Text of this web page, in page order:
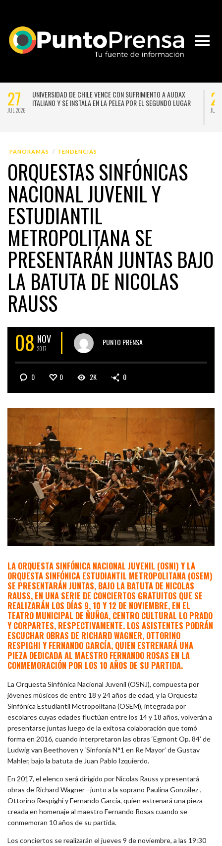
27
JUL 2026
UNIVERSIDAD DE CHILE VENCE CON SUFRIMIENTO A AUDAX
ITALIANO Y SE INSTALA EN LA PELEA POR EL SEGUNDO LUGAR
JUL
PANORAMAS TENDENCIAS
ORQUESTAS SINFÓNICAS
NACIONAL JUVENIL Y
ESTUDIANTIL
METROPOLITANA SE
PRESENTARÁN JUNTAS BAJO
LA BATUTA DE NICOLAS
RAUSS
08 NOV
2017
PUNTO PRENSA
0 0 2K 0
LA ORQUESTA SINFÓNICA NACIONAL JUVENIL (OSNI) Y LA
ORQUESTA SINFÓNICA ESTUDIANTIL METROPOLITANA (OSEM)
SE PRESENTARÁN JUNTAS, BAJO LA BATUTA DE NICOLAS
RAUSS, EN UNA SERIE DE CONCIERTOS GRATUITOS QUE SE
REALIZARÁN LOS DÍAS 9, 10 Y 12 DE NOVIEMBRE, EN EL
TEATRO MUNICIPAL DE ÑUÑOA, CENTRO CULTURAL LO PRADO
Y CORPARTES, RESPECTIVAMENTE. LOS ASISTENTES PODRÁN
ESCUCHAR OBRAS DE RICHARD WAGNER, OTTORINO
RESPIGHI Y FERNANDO GARCÍA, QUIEN ESTRENARÁ UNA
PIEZA DEDICADA AL MAESTRO FERNANDO ROSAS EN LA
CONMEMORACIÓN POR LOS 10 AÑOS DE SU PARTIDA.
La Orquesta Sinfónica Nacional Juvenil (OSNJ), compuesta por
jóvenes músicos de entre 18 y 24 años de edad, y la Orquesta
Sinfónica Estudiantil Metropolitana (OSEM), integrada por
escolares cuyas edades fluctúan entre los 14 y 18 años, volverán a
presentarse juntas luego de la exitosa colaboración que tomó
forma en 2016, cuando interpretaron las obras ‘Egmont Op. 84’ de
Ludwig van Beethoven y ‘Sinfonía N°1 en Re Mayor’ de Gustav
Mahler, bajo la batuta de Juan Pablo Izquierdo.
En 2017, el elenco será dirigido por Nicolas Rauss y presentará
obras de Richard Wagner –junto a la soprano Paulina González-,
Ottorino Respighi y Fernando García, quien estrenará una pieza
creada en homenaje al maestro Fernando Rosas cuando se
conmemoran 10 años de su partida.
Los conciertos se realizarán el jueves 9 de noviembre, a las 19:30